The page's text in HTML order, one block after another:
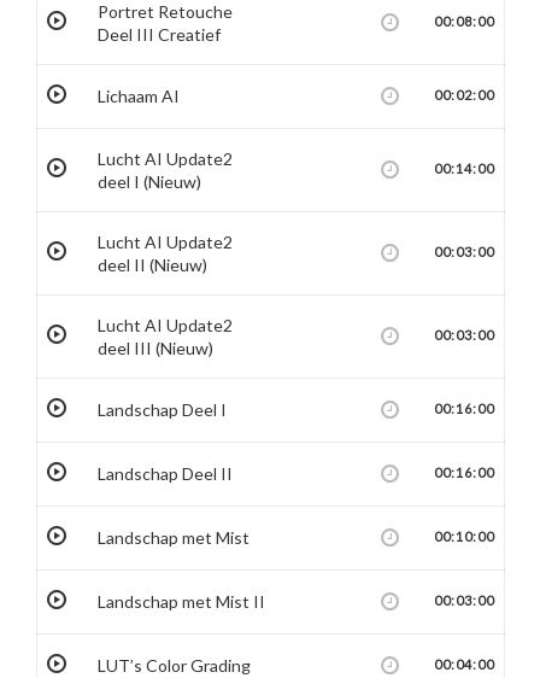
Portret Retouche
Deel III Creatief
00:08:00
Lichaam AI 00:02:00
Lucht AI Update2
deel I (Nieuw)
00:14:00
Lucht AI Update2
deel II (Nieuw)
00:03:00
Lucht AI Update2
deel III (Nieuw)
00:03:00
Landschap Deel I 00:16:00
Landschap Deel II 00:16:00
Landschap met Mist 00:10:00
Landschap met Mist II 00:03:00
LUT’s Color Grading 00:04:00